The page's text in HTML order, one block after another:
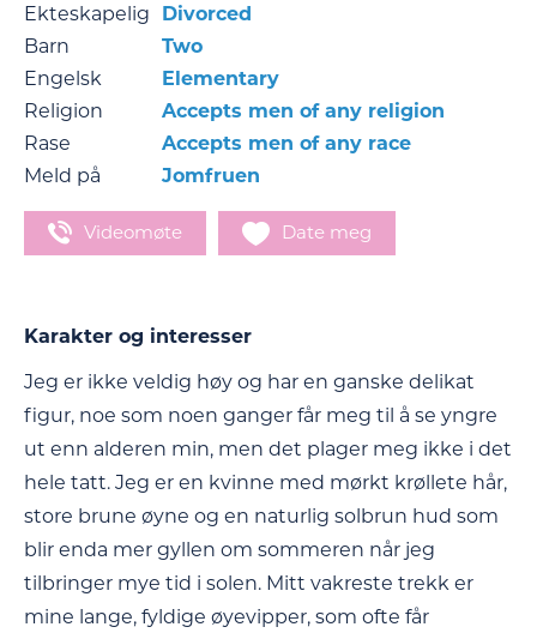
Ekteskapelig
Divorced
Barn
Two
Engelsk
Elementary
Religion
Accepts men of any religion
Rase
Accepts men of any race
Meld på
Jomfruen
Videomøte Date meg
Karakter og interesser
Jeg er ikke veldig høy og har en ganske delikat
figur, noe som noen ganger får meg til å se yngre
ut enn alderen min, men det plager meg ikke i det
hele tatt. Jeg er en kvinne med mørkt krøllete hår,
store brune øyne og en naturlig solbrun hud som
blir enda mer gyllen om sommeren når jeg
tilbringer mye tid i solen. Mitt vakreste trekk er
mine lange, fyldige øyevipper, som ofte får